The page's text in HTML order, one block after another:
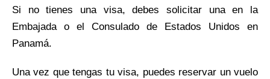
Si no tienes una visa, debes solicitar una en la
Embajada o el Consulado de Estados Unidos en
Panamá.
Una vez que tengas tu visa, puedes reservar un vuelo